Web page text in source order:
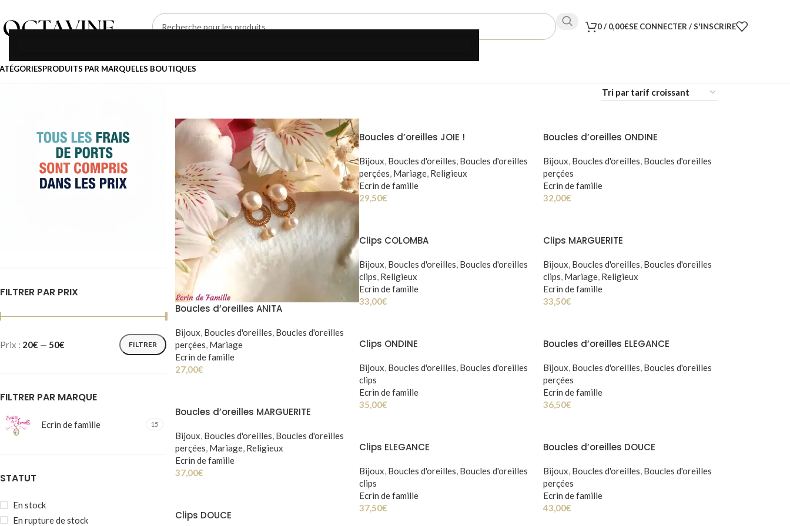
0/ 0,00€SE CONNECTER / S'INSCRIRE
PRODUITS PAR MARQUELES BOUTIQUES
FILTRER PAR PRIX
FILTRER
Prix : 20€ — 50€
FILTRER PAR MARQUE
Ecrin de famille 15
STATUT
En stock
En rupture de stock
Boucles d’oreilles ANITA
Bijoux, Boucles d'oreilles, Boucles d'oreilles
perçées, Mariage
Ecrin de famille
27,00€
Boucles d’oreilles JOIE !
Bijoux, Boucles d'oreilles, Boucles d'oreilles
perçées, Mariage, Religieux
Ecrin de famille
29,50€
Boucles d’oreilles ONDINE
Bijoux, Boucles d'oreilles, Boucles d'oreilles
perçées
Ecrin de famille
32,00€
Clips COLOMBA
Bijoux, Boucles d'oreilles, Boucles d'oreilles
clips, Religieux
Ecrin de famille
33,00€
Clips MARGUERITE
Bijoux, Boucles d'oreilles, Boucles d'oreilles
clips, Mariage, Religieux
Ecrin de famille
33,50€
Clips ONDINE
Bijoux, Boucles d'oreilles, Boucles d'oreilles
clips
Ecrin de famille
35,00€
Boucles d’oreilles ELEGANCE
Bijoux, Boucles d'oreilles, Boucles d'oreilles
perçées
Ecrin de famille
36,50€
Boucles d’oreilles MARGUERITE
Bijoux, Boucles d'oreilles, Boucles d'oreilles
perçées, Mariage, Religieux
Ecrin de famille
37,00€
Clips ELEGANCE
Bijoux, Boucles d'oreilles, Boucles d'oreilles
clips
Ecrin de famille
37,50€
Boucles d’oreilles DOUCE
Bijoux, Boucles d'oreilles, Boucles d'oreilles
perçées
Ecrin de famille
43,00€
Clips DOUCE